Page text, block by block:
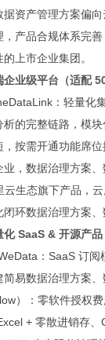
据资产管理方案偏
，产品合规体系完
上市企业集团。
企业级平台（适配
：轻量化
析的完整链路，模
，按需开通功能席
业，数据治理方案
云生态旗下产品，
环数据治理方案
化 SaaS & 开源产
：SaaS 订
简易数据治理方案
）：零软件授权
+ 零散进销存